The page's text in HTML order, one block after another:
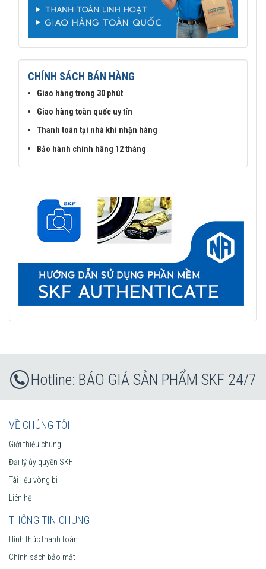
CHÍNH SÁCH BÁN HÀNG
Giao hàng trong 30 phút
Giao hàng toàn quốc uy tín
Thanh toán tại nhà khi nhận hàng
Bảo hành chính hãng 12 tháng
BÁO GIÁ SẢN PHẨM SKF 24/7
VỀ CHÚNG TÔI
Giới thiệu chung
Đại lý ủy quyền SKF
Tài liệu vòng bi
Liên hệ
THÔNG TIN CHUNG
Hình thức thanh toán
Chính sách bảo mật